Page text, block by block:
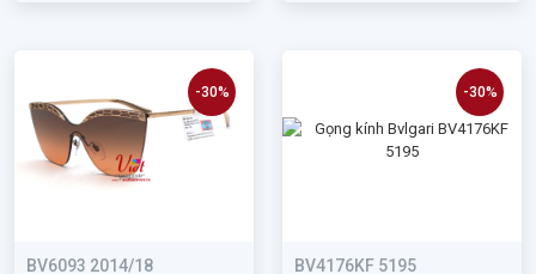
BV6093 2014/18
-30%
BV4176KF 5195
-30%